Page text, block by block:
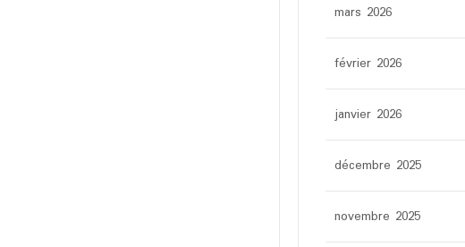
mars 2026
février 2026
janvier 2026
décembre 2025
novembre 2025